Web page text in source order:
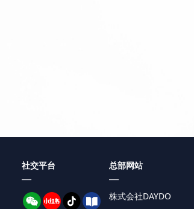
社交平台
—
总部网站
—
株式会社DAYDO